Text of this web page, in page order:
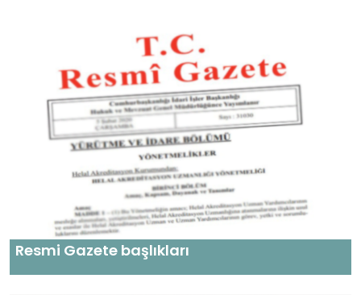
Resmi Gazete başlıkları